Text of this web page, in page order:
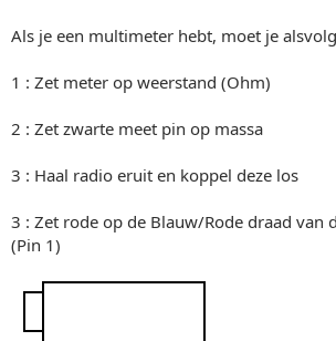
Als je een multimeter hebt, moet je
1 : Zet meter op weerstand (Ohm)
2 : Zet zwarte meet pin op massa
3 : Haal radio eruit en koppel deze los
3 : Zet rode op de Blauw/Rode draad van
(Pin 1)